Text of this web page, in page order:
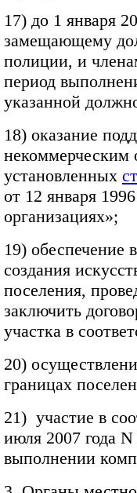
17) до 1 января
замещающему
полиции, и
период
указанной
18) оказание
некоммерческим
установленных
от 12 января
организациях»;
19) обеспечение
создания
поселения,
заключить
участка в
20)
границах
21) участие в
июля 2007 года
выполнении